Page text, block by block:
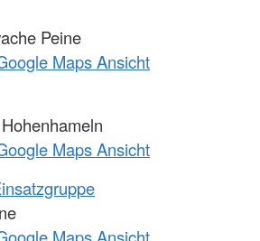
Peine
Maps Ansicht
Maps Ansicht